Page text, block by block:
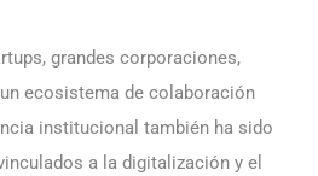
grandes corporaciones,
ecosistema de colaboración
institucional también ha sido
a la digitalización y el